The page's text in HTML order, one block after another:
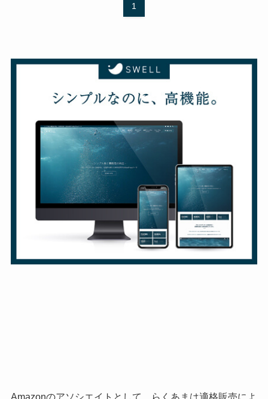
1
Amazonのアソシエイトとして、らくあまは適格販売によ